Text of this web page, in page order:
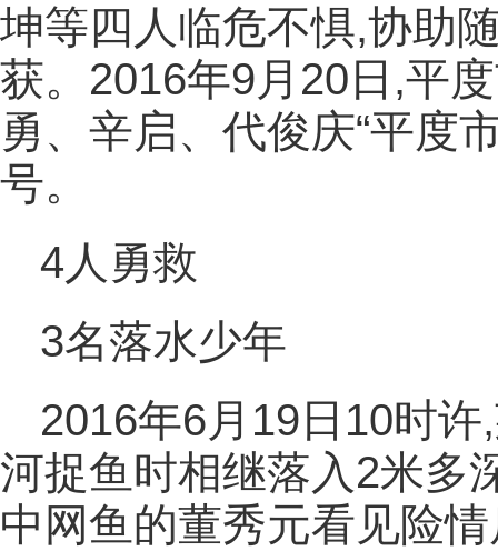
坤等四人临危不惧,协助
获。2016年9月20日,平
勇、辛启、代俊庆“平度
号。
4人勇救
3名落水少年
2016年6月19日10时
河捉鱼时相继落入2米多
中网鱼的董秀元看见险